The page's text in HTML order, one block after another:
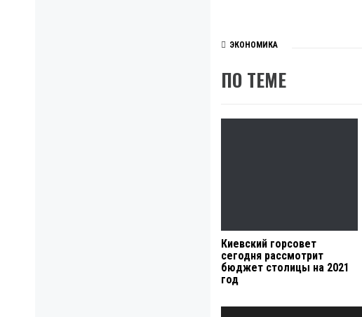
ЭКОНОМИКА
ПО ТЕМЕ
Киевский горсовет
сегодня рассмотрит
бюджет столицы на 2021
год